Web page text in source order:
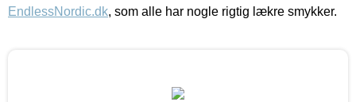
EndlessNordic.dk, som alle har nogle rigtig lækre smykker.